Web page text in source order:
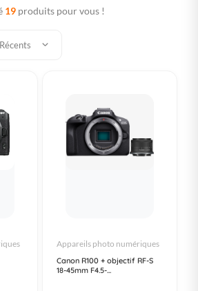
19 produits pour vous !
Appareils photo numériques
Canon R100 + objectif RF-S
18-45mm F4.5-...